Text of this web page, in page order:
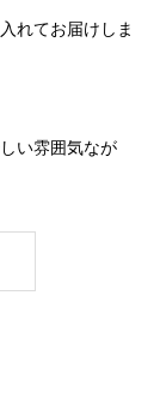
れてお届けしま
い雰囲気なが